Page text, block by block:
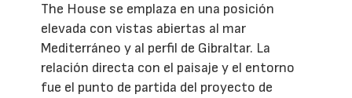
The House se emplaza en una posición
elevada con vistas abiertas al mar
Mediterráneo y al perfil de Gibraltar. La
relación directa con el paisaje y el entorno
fue el punto de partida del proyecto de